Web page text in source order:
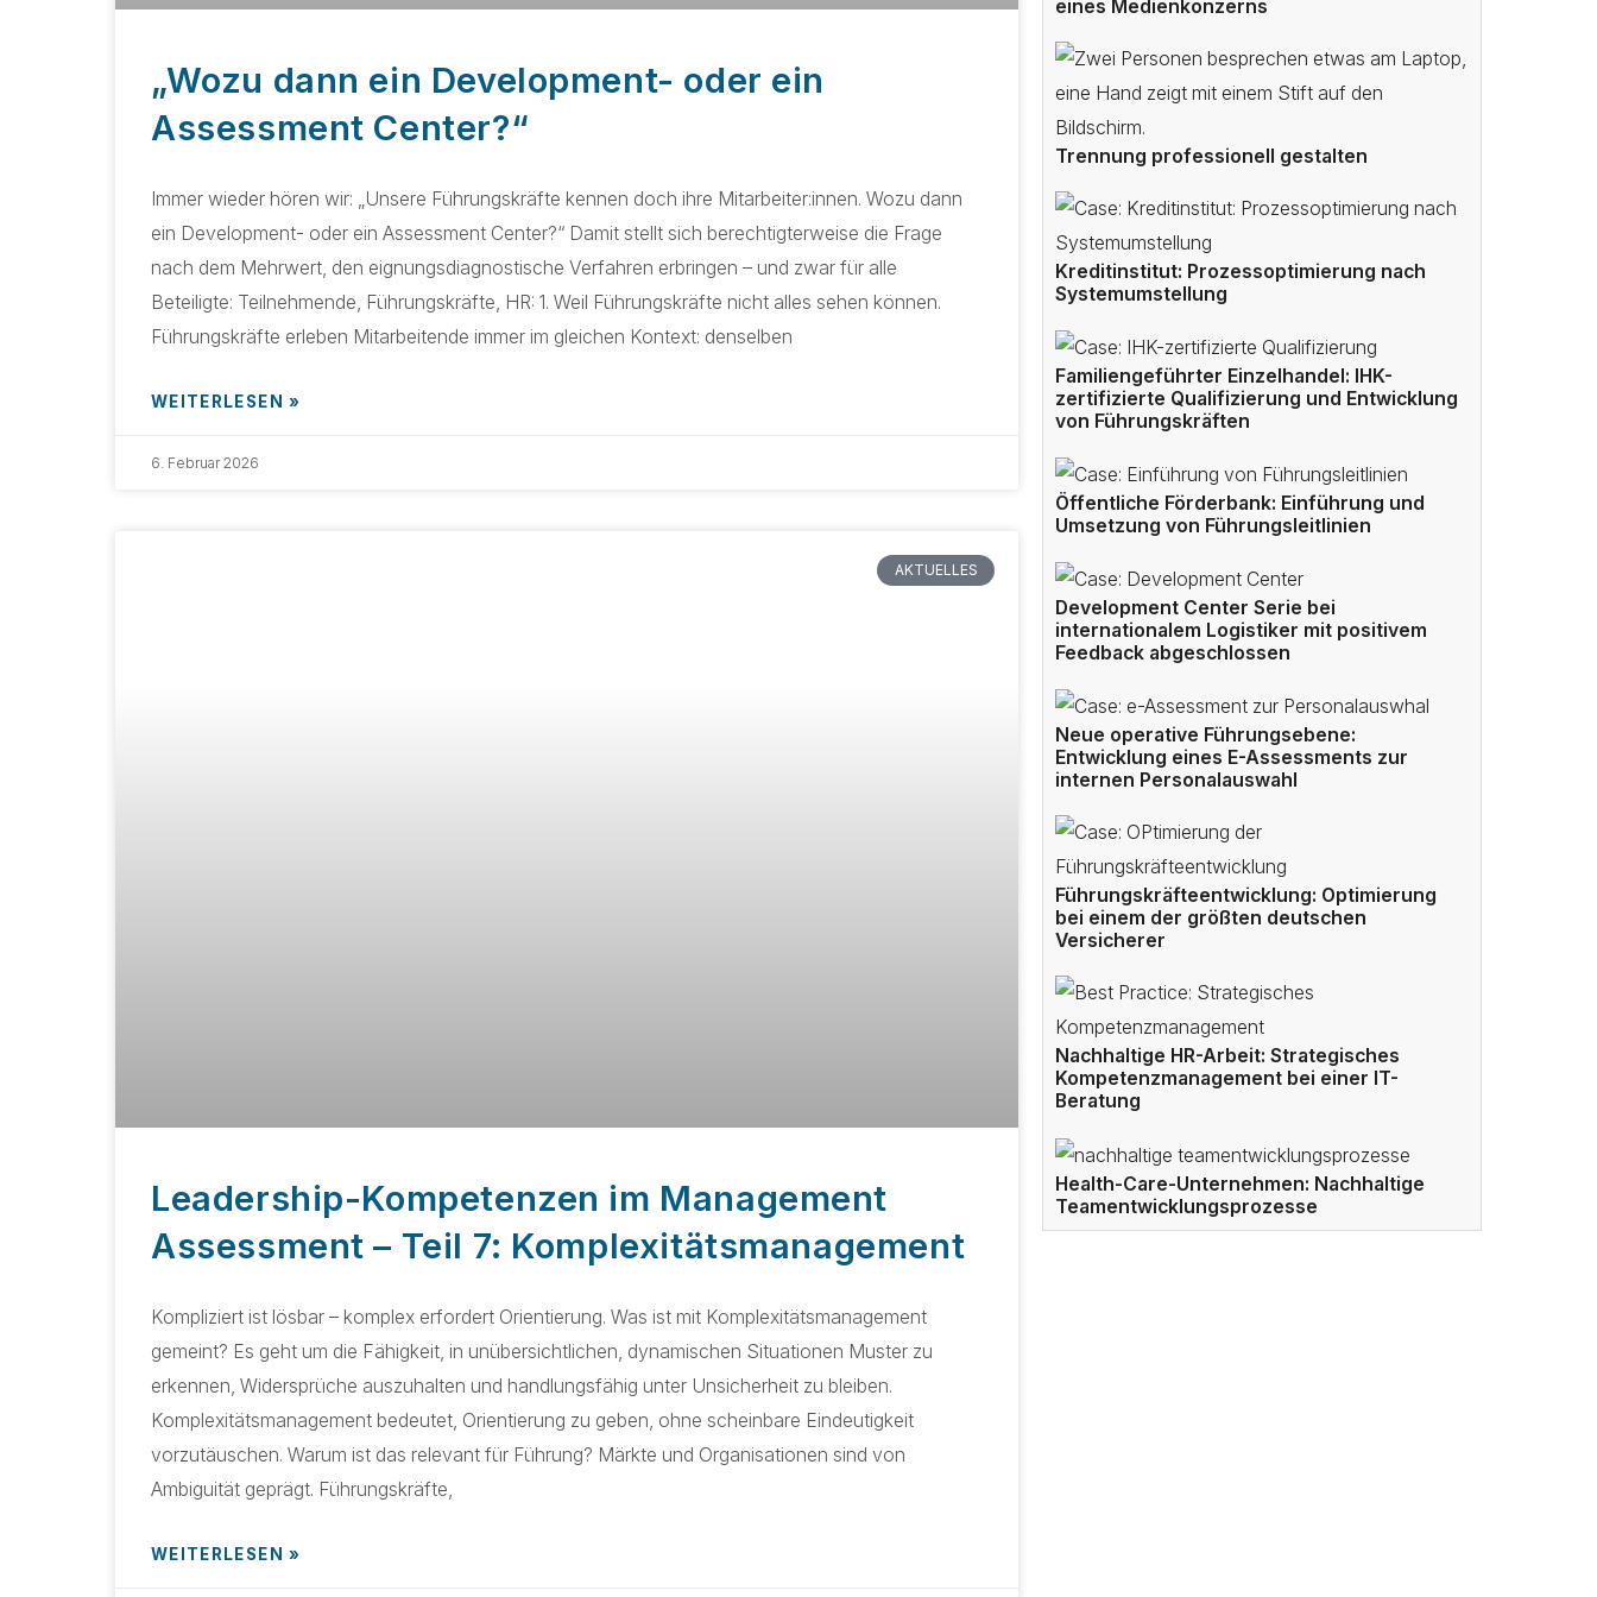
„Wozu dann ein Development- oder ein
Assessment Center?“
Immer wieder hören wir: „Unsere Führungskräfte kennen doch ihre Mitarbeiter:innen. Wozu dann
ein Development- oder ein Assessment Center?“ Damit stellt sich berechtigterweise die Frage
nach dem Mehrwert, den eignungsdiagnostische Verfahren erbringen – und zwar für alle
Beteiligte: Teilnehmende, Führungskräfte, HR: 1. Weil Führungskräfte nicht alles sehen können.
Führungskräfte erleben Mitarbeitende immer im gleichen Kontext: denselben
WEITERLESEN »
6. Februar 2026
AKTUELLES
Leadership-Kompetenzen im Management
Assessment – Teil 7: Komplexitätsmanagement
Kompliziert ist lösbar – komplex erfordert Orientierung. Was ist mit Komplexitätsmanagement
gemeint? Es geht um die Fähigkeit, in unübersichtlichen, dynamischen Situationen Muster zu
erkennen, Widersprüche auszuhalten und handlungsfähig unter Unsicherheit zu bleiben.
Komplexitätsmanagement bedeutet, Orientierung zu geben, ohne scheinbare Eindeutigkeit
vorzutäuschen. Warum ist das relevant für Führung? Märkte und Organisationen sind von
Ambiguität geprägt. Führungskräfte,
WEITERLESEN »
eines Medienkonzerns
Trennung professionell gestalten
Kreditinstitut: Prozessoptimierung nach
Systemumstellung
Familiengeführter Einzelhandel: IHK-
zertifizierte Qualifizierung und Entwicklung
von Führungskräften
Öffentliche Förderbank: Einführung und
Umsetzung von Führungsleitlinien
Development Center Serie bei
internationalem Logistiker mit positivem
Feedback abgeschlossen
Neue operative Führungsebene:
Entwicklung eines E-Assessments zur
internen Personalauswahl
Führungskräfteentwicklung: Optimierung
bei einem der größten deutschen
Versicherer
Nachhaltige HR-Arbeit: Strategisches
Kompetenzmanagement bei einer IT-
Beratung
Health-Care-Unternehmen: Nachhaltige
Teamentwicklungsprozesse